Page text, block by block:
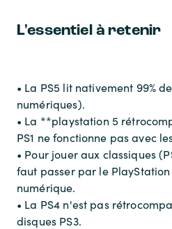
L'essentiel à retenir
• La PS5 lit nativement 99%
numériques).
• La **playstation 5
PS1 ne fonctionne pas avec
• Pour jouer aux classiques
faut passer par le
numérique.
• La PS4 n'est pas
disques PS3.